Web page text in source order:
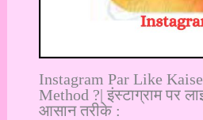
Instagram Par Like
Method ?| इंस्टाग्राम पर
आसान तरीके :